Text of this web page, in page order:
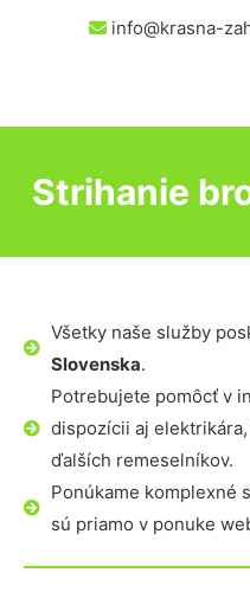
info@krasna-
Strihanie
Všetky naše služby
Slovenska.
Potrebujete pomôcť v
dispozícii aj
ďalších remeselníkov.
Ponúkame komplexné
sú priamo v ponuke